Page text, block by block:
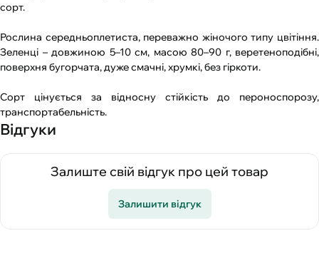
сорт.
Рослина середньоплетиста, переважно жіночого типу цвітіння.
Зеленці – довжиною 5–10 см, масою 80–90 г, веретеноподібні,
поверхня бугорчата, дуже смачні, хрумкі, без гіркоти.
Сорт цінується за відносну стійкість до пероноспорозу,
транспортабельність.
Відгуки
Залиште свій відгук про цей товар
Залишити відгук